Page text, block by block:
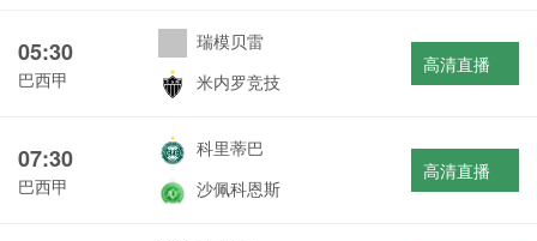
05:30
巴西甲
瑞模贝雷
米内罗竞技
高清直播
07:30
巴西甲
科里蒂巴
沙佩科恩斯
高清直播